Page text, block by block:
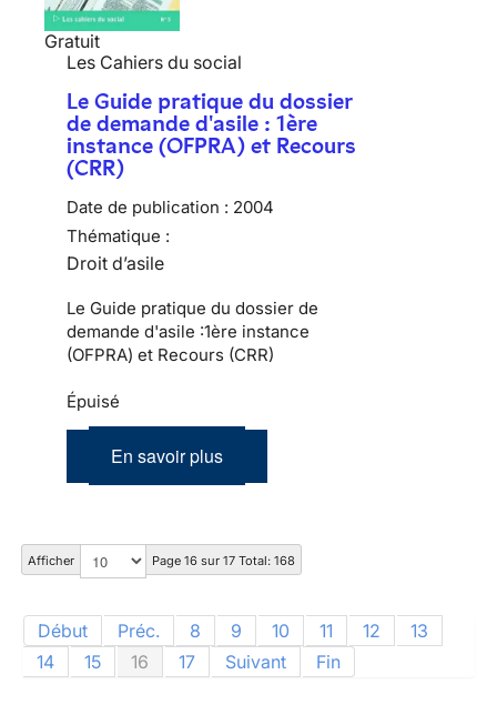
Gratuit
Les Cahiers du social
Le Guide pratique du dossier
de demande d'asile : 1ère
instance (OFPRA) et Recours
(CRR)
Date de publication : 2004
Thématique :
Droit d’asile
Le Guide pratique du dossier de
demande d'asile :1ère instance
(OFPRA) et Recours (CRR)
Épuisé
En savoir plus
Afficher Page 16 sur 17 Total: 168
Début Préc. 8 9 10 11 12
13
14
15 16 17 Suivant Fin